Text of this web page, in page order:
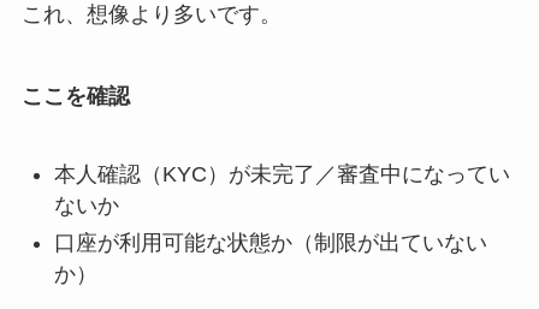
これ、想像より多いです。
ここを確認
本人確認（KYC）が未完了／審査中になってい
ないか
口座が利用可能な状態か（制限が出ていない
か）